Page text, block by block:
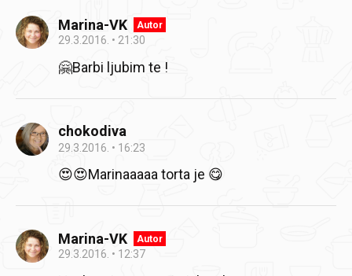
Marina-VK Autor
29.3.2016. 21:30
🤗Barbi ljubim te !
chokodiva
29.3.2016. 16:23
😍😍Marinaaaaa torta je 😋
Marina-VK Autor
29.3.2016. 12:37